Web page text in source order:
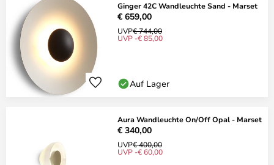
Ginger 42C Wandleuchte Sand - Marset
€ 659,00
UVP€ 744,00
UVP -€ 85,00
Auf Lager
Aura Wandleuchte On/Off Opal - Marset
€ 340,00
UVP€ 400,00
UVP -€ 60,00